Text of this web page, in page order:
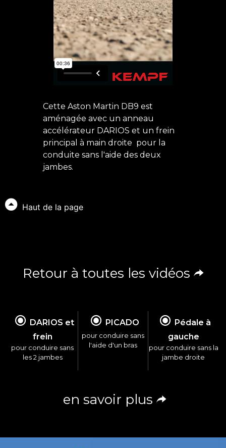
Cette Aston Martin DB9 est
aménagée avec un anneau
accélérateur DARIOS et un frein
principal à main droite pour la
conduite sans l'aide des deux
jambes.
Haut de la page
Retour à toutes les vidéos
DARIOS et
frein
pour conduire sans
les 2 jambes
PICADO
pour conduire sans
l'aide d'un bras
Pédale à
gauche
pour conduire sans la
jambe droite
en savoir plus